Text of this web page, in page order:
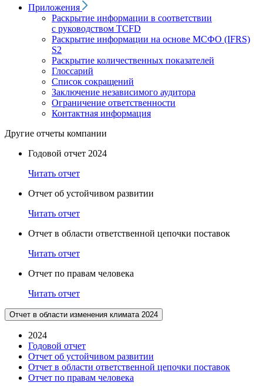
Приложения
Раскрытие информации в соответствии
с руководством TCFD
Раскрытие информации на основе МСФО (IFRS)
S2
Раскрытие количественных показателей
Глоссарий
Список сокращений
Заключение независимого аудитора
Ограничение ответственности
Контактная информация
Другие отчеты компании
Годовой отчет 2024
Читать отчет
Отчет об устойчивом развитии
Читать отчет
Отчет в области ответственной цепочки поставок
Читать отчет
Отчет по правам человека
Читать отчет
Отчет в области изменения климата 2024
2024
Годовой отчет
Отчет об устойчивом развитии
Отчет в области ответственной цепочки поставок
Отчет по правам человека